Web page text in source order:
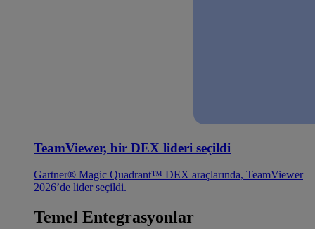
TeamViewer, bir DEX lideri seçildi
Gartner® Magic Quadrant™ DEX araçlarında, TeamViewer
2026’de lider seçildi.
Temel Entegrasyonlar